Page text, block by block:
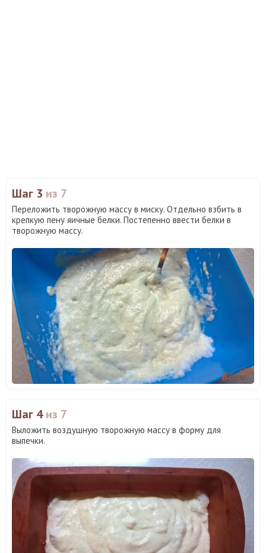
Шаг 3 из 7
Переложить творожную массу в миску. Отдельно взбить в
крепкую пену яичные белки. Постепенно ввести белки в
творожную массу.
Шаг 4из 7
Выложить воздушную творожную массу в форму для
выпечки.